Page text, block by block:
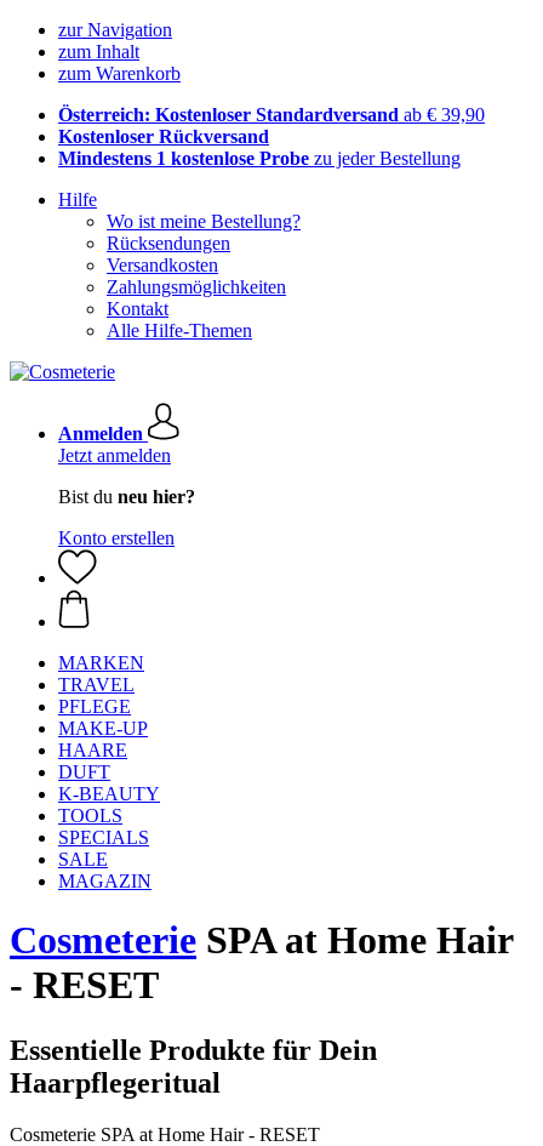
zur Navigation
zum Inhalt
zum Warenkorb
Österreich: Kostenloser Standardversand ab € 39,90
Kostenloser Rückversand
Mindestens 1 kostenlose Probe zu jeder Bestellung
Hilfe
Wo ist meine Bestellung?
Rücksendungen
Versandkosten
Zahlungsmöglichkeiten
Kontakt
Alle Hilfe-Themen
Anmelden
Jetzt anmelden
Bist du neu hier?
Konto erstellen
MARKEN
TRAVEL
PFLEGE
MAKE-UP
HAARE
DUFT
K-BEAUTY
TOOLS
SPECIALS
SALE
MAGAZIN
Cosmeterie SPA at Home Hair
- RESET
Essentielle Produkte für Dein
Haarpflegeritual
Cosmeterie SPA at Home Hair - RESET